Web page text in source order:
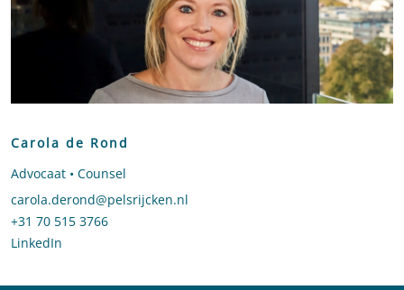
Carola de Rond
Advocaat • Counsel
Stuur een e-mail naar Carola de Rond
carola.derond@pelsrijcken.nl
Bel naar Carola de Rond
+31 70 515 3766
LinkedIn